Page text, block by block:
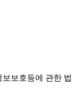
보호등에 관한 법